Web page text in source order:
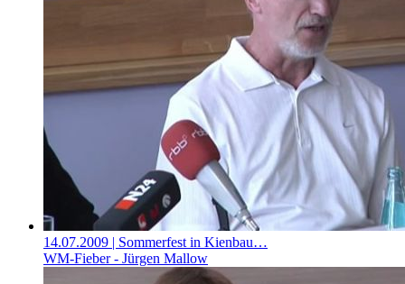
14.07.2009 | Sommerfest in Kienbau…
WM-Fieber - Jürgen Mallow